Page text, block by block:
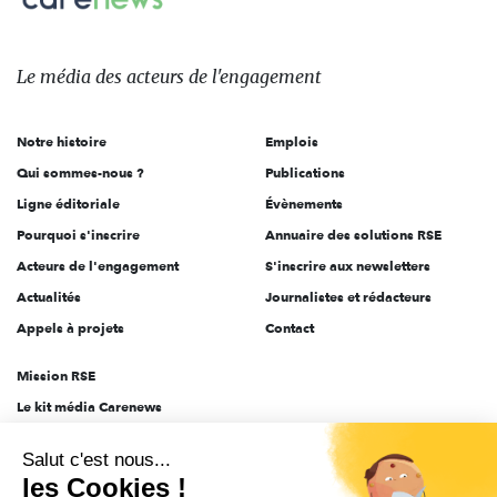
Le
des
l'engagement
Le média des acteurs de l'engagement
Notre histoire
Qui sommes-nous ?
Ligne éditoriale
Pourquoi s'inscrire
Acteurs de l'engagement
Actualités
Appels à projets
Emplois
Publications
Évènements
Annuaire des solutions RSE
S'inscrire aux newsletters
Journalistes et rédacteurs
Contact
Mission RSE
Le kit média Carenews
AEF info
Salut c'est nous...
les Cookies !